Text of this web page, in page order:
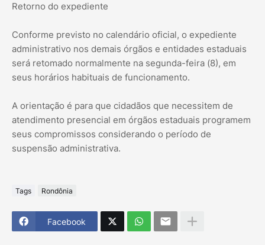
Retorno do expediente
Conforme previsto no calendário oficial, o expediente
administrativo nos demais órgãos e entidades estaduais
será retomado normalmente na segunda-feira (8), em
seus horários habituais de funcionamento.
A orientação é para que cidadãos que necessitem de
atendimento presencial em órgãos estaduais programem
seus compromissos considerando o período de
suspensão administrativa.
Tags Rondônia
Facebook